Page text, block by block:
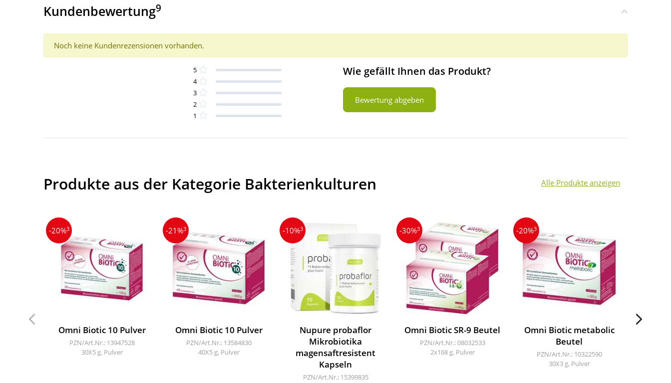
Kundenbewertung9
Noch keine Kundenrezensionen vorhanden.
5
4
3
2
1
Wie gefällt Ihnen das Produkt?
Bewertung abgeben
Produkte aus der Kategorie Bakterienkulturen Alle Produkte anzeigen
-20%3
Omni Biotic 10 Pulver
PZN/Art.Nr.: 13947528
30X5 g, Pulver
-21%3
Omni Biotic 10 Pulver
PZN/Art.Nr.: 13584830
40X5 g, Pulver
-10%3
Nupure probaflor
Mikrobiotika
magensaftresistent
Kapseln
PZN/Art.Nr.: 15399835
-30%3
Omni Biotic SR-9 Beutel
PZN/Art.Nr.: 08032533
2x168 g, Pulver
-20%3
Omni Biotic metabolic
Beutel
PZN/Art.Nr.: 10322590
30X3 g, Pulver